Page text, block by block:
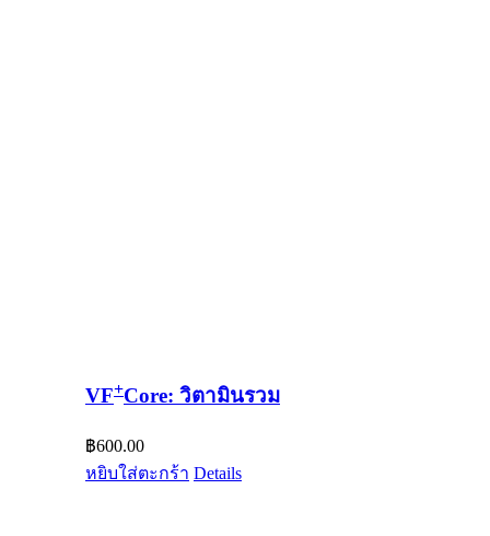
VF+Core: วิตามินรวม
฿600.00
หยิบใส่ตะกร้า Details